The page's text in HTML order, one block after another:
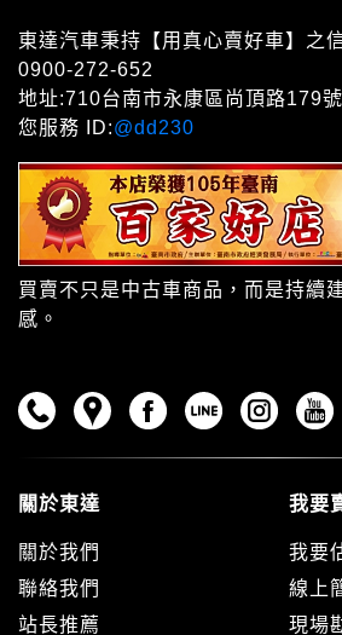
東達汽車秉持【用真心賣好車】之
0900-272-652
地址:710台南市永康區尚頂路179
您服務 ID:@dd230
買賣不只是中古車商品，而是持續
感。
關於東達
關於我們
聯絡我們
站長推薦
我要
我要
線上
現場